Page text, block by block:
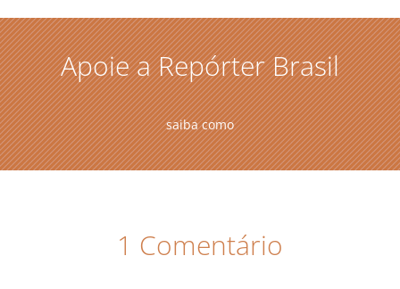
Apoie a Repórter Brasil
saiba como
1 Comentário